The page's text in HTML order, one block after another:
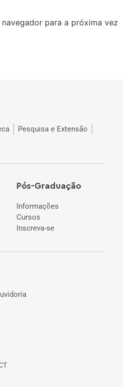
para a próxima vez
Pesquisa e Extensão
Pós-Graduação
Informações
Cursos
Inscreva-se